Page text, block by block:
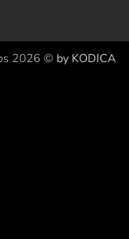
2026 © by KODICA